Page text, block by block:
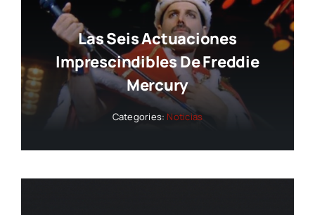
Las Seis Actuaciones
Imprescindibles De Freddie
Mercury
Categories: Noticias